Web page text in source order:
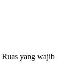
Ruas yang wajib